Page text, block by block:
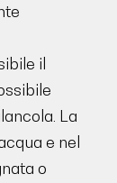
il
La
e nel
o